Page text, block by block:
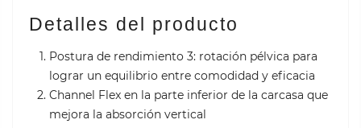
Detalles del producto
Postura de rendimiento 3: rotación pélvica para
lograr un equilibrio entre comodidad y eficacia
Channel Flex en la parte inferior de la carcasa que
mejora la absorción vertical